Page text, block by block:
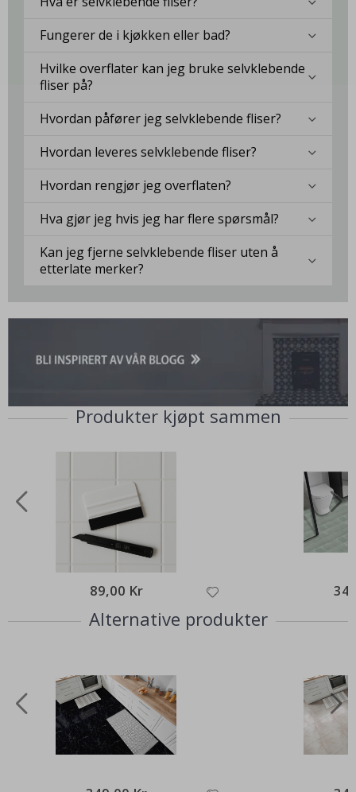
Fungerer de i kjøkken eller bad?
Hvilke overflater kan jeg bruke selvklebende
fliser på?
Hvordan påfører jeg selvklebende fliser?
Hvordan leveres selvklebende fliser?
Hvordan rengjør jeg overflaten?
Hva gjør jeg hvis jeg har flere spørsmål?
Kan jeg fjerne selvklebende fliser uten å
etterlate merker?
Produkter kjøpt sammen
89,00 Kr
Alternative produkter